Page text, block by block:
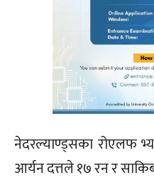
नेदरल्याण्ड्सका रोएलफ
आर्यन दत्तले १७ रन र